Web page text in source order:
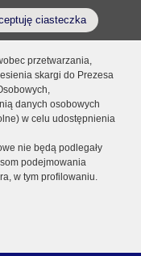
ciasteczka
przetwarzania,
skargi do Prezesa
danych osobowych
w celu udostępnienia
nie będą podlegały
podejmowania
w tym profilowaniu.